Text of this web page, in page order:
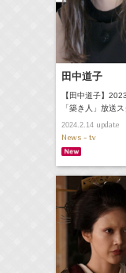
田中道子
【田中道子】
「築き人」放送ス
2024.2.14update
News - tv